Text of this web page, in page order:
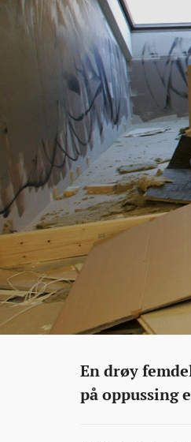
Eiendom
http://
av-
En drøy
på oppussing